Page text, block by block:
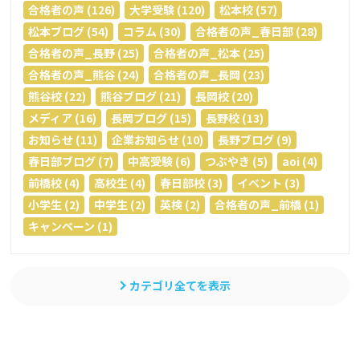
合格者の声 (126) 大学受験 (120)
松本校 (57)
松本ブログ (54)
コラム (30)
合格者の声_春日部 (28)
合格者の声_長野 (25)
合格者の声_松本 (25)
合格者の声_熊谷 (24)
合格者の声_長岡 (23)
熊谷校 (22)
熊谷ブログ (21)
長岡校 (20)
メディア (16)
長岡ブログ (15)
長野校 (13)
お知らせ (11)
企業お知らせ (10)
長野ブログ (9)
春日部ブログ (7)
中高受験 (6) つぶやき (5)
aoi (4)
前橋校 (4)
高校生 (4) 春日部校 (3)
イベント (3)
小学生 (2)
中学生 (2) 英検 (2)
合格者の声_前橋 (1)
キャンペーン (1)
カテゴリ全てを表示